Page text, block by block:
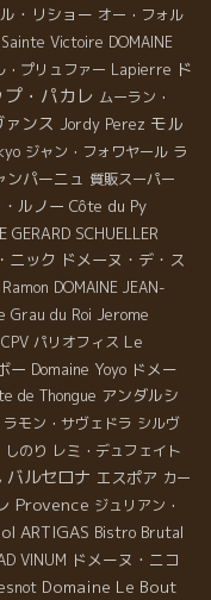
・リショー オー・フォル
Victoire DOMAINE
・プリュファー Lapierre ド
プ・パカレ ムーラン・
ンス Jordy Perez モル
ジャン・フォワヤール ラ
ンパーニュ 質販スーパー
ルノー Côte du Py
GERARD SCHUELLER
ニック ドメーヌ・デ・ス
Ramon DOMAINE JEAN-
Grau du Roi Jerome
CPV パリオフィス Le
ー Domaine Yoyo ドメー
de Thongue アンダルシ
ラモン・サヴェドラ シルヴ
のり レミ・デュフェイト
バルセロナ エスポア カー
Provence ジュリアン・
ARTIGAS Bistro Brutal
VINUM ドメーヌ・ニコ
Domaine Le Bout